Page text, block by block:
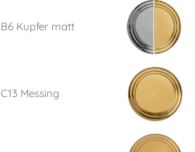
B6 Kupfer matt
C13 Messing